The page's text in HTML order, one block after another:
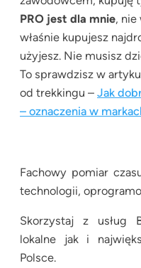
PRO jest dla mnie, nie
właśnie kupujesz
użyjesz. Nie musisz
To sprawdzisz w
od trekkingu – Jak
– oznaczenia w
Fachowy pomiar
technologii,
Skorzystaj z usług
lokalne jak i
Polsce.